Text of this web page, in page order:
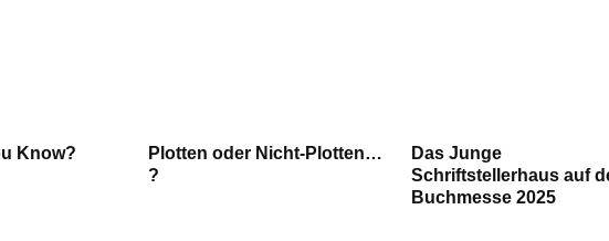
Know?
Plotten oder Nicht-Plotten…
?
Das Junge
Schriftstellerhaus auf
Buchmesse 2025